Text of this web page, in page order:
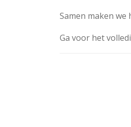
Samen maken
Ga voor het